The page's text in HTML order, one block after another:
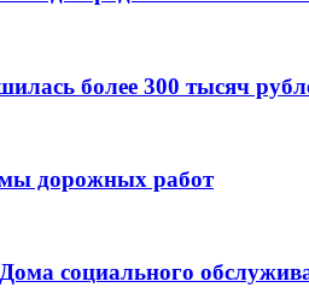
более 300 тысяч
дорожных работ
социального